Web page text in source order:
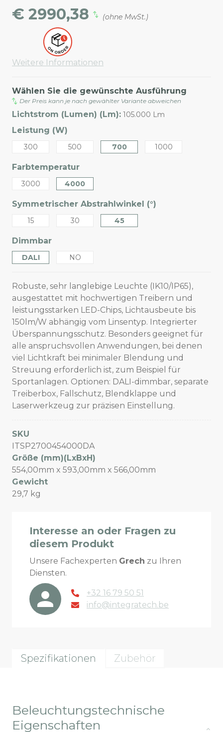
€ 2990,38
(ohne MwSt.)
Weitere Informationen
Wählen Sie die gewünschte Ausführung
Der Preis kann je nach gewählter Variante abweichen
Lichtstrom (Lumen) (Lm): 105.000 Lm
Leistung (W)
300 500 700 1000
Farbtemperatur
3000 4000
Symmetrischer Abstrahlwinkel (°)
15 30 45
Dimmbar
DALI NO
Robuste, sehr langlebige Leuchte (IK10/IP65),
ausgestattet mit hochwertigen Treibern und
leistungsstarken LED-Chips, Lichtausbeute bis
150lm/W abhängig vom Linsentyp. Integrierter
Überspannungsschutz. Besonders geeignet für
alle anspruchsvollen Anwendungen, bei denen
viel Lichtkraft bei minimaler Blendung und
Streuung erforderlich ist, zum Beispiel für
Sportanlagen. Optionen: DALI-dimmbar, separate
Treiberbox, Fallschutz, Blendklappe und
Laserwerkzeug zur präzisen Einstellung.
SKU
ITSP2700454000DA
Größe (mm)(LxBxH)
554,00mm x 593,00mm x 566,00mm
Gewicht
29,7 kg
Interesse an oder Fragen zu
diesem Produkt
Unsere Fachexperten Grech zu Ihren
Diensten.
+32 16 79 50 51
info@integratech.be
Spezifikationen Zubehör
Beleuchtungstechnische
Eigenschaften